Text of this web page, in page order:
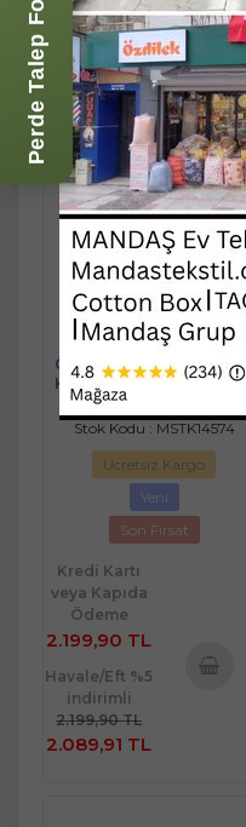
indirimli
1.639,90 TL
1.557,91 TL
Sepete
Özdilek Colourist Toprak
Kişisel Banyo Bornoz Seti
(XL Beden)
Stok Kodu : MSTK14574
Ücretsiz Kargo
Yeni
Son Fırsat
Kredi Kartı
veya Kapıda
Ödeme
2.199,90 TL
Havale/Eft %5
indirimli
2.199,90 TL
2.089,91 TL
Perde Talep Formu